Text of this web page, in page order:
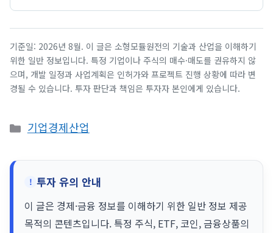
기준일: 2026년 8월. 이 글은 소형모듈원전의 기술과 산업을 이해하기
위한 일반 정보입니다. 특정 기업이나 주식의 매수·매도를 권유하지 않
으며, 개발 일정과 사업계획은 인허가와 프로젝트 진행 상황에 따라 변
경될 수 있습니다. 투자 판단과 책임은 투자자 본인에게 있습니다.
카
고
기업경제산업
투자 유의 안내
이 글은 경제·금융 정보를 이해하기 위한 일반 정보 제공
목적의 콘텐츠입니다. 특정 주식, ETF, 코인, 금융상품의